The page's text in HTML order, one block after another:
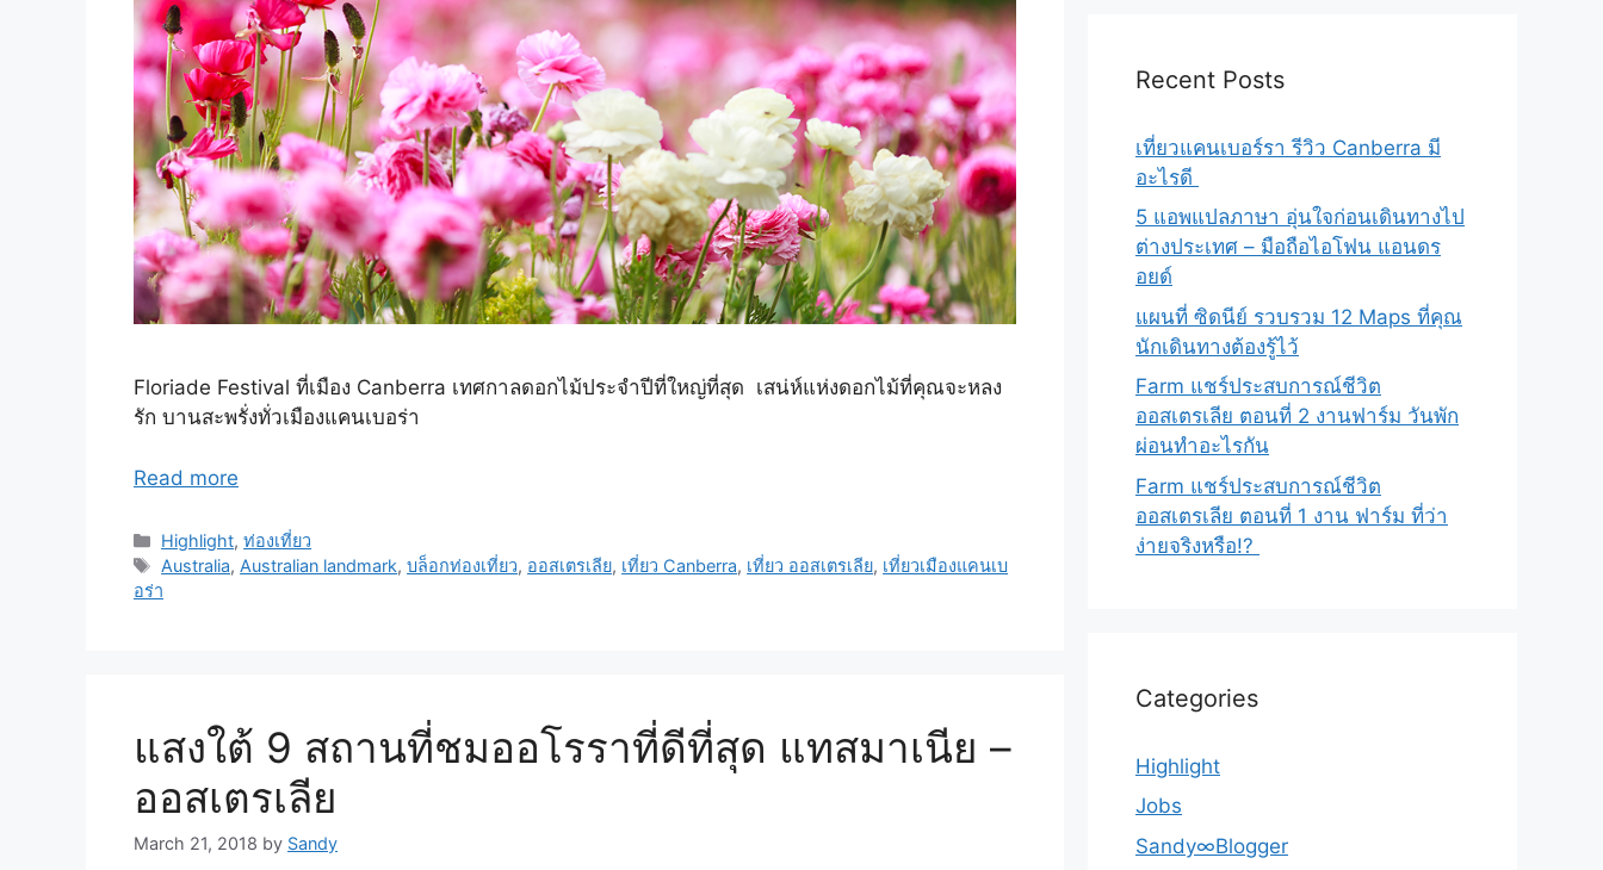
Floriade Festival ที่เมือง Canberra เทศกาลดอกไม้ประจำปีที่ใหญ่ที่สุด เสน่ห์แห่งดอกไม้ที่คุณจะหลง
รัก บานสะพรั่งทั่วเมืองแคนเบอร่า
Read more
Highlight,ท่องเที่ยว
Australia, Australian landmark,บล็อกท่องเที่ยว, ออสเตรเลีย, เที่ยว Canberra, เที่ยว ออสเตรเลีย, เที่ยวเมืองแคนเบ
อร่า
แสงใต้ 9 สถานที่ชมออโรราที่ดีที่สุด แทสมาเนีย –
ออสเตรเลีย
March 21, 2018 by Sandy
Recent Posts
เที่ยวแคนเบอร์รา รีวิว Canberra มี
อะไรดี
5 แอพแปลภาษา อุ่นใจก่อนเดินทางไป
ต่างประเทศ – มือถือไอโฟน แอนดร
อยด์
แผนที่ ซิดนีย์ รวบรวม 12 Maps ที่คุณ
นักเดินทางต้องรู้ไว้
Farm แชร์ประสบการณ์ชีวิต
ออสเตรเลีย ตอนที่ 2 งานฟาร์ม วันพัก
ผ่อนทำอะไรกัน
Farm แชร์ประสบการณ์ชีวิต
ออสเตรเลีย ตอนที่ 1 งาน ฟาร์ม ที่ว่า
ง่ายจริงหรือ!?
Categories
Highlight
Jobs
Sandy∞Blogger